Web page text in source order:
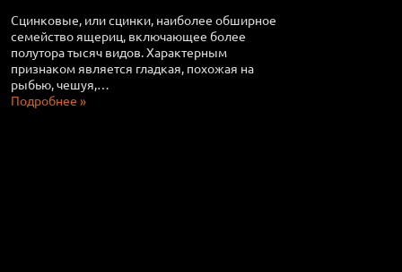
Сцинковые, или сцинки, наиболее обширное
семейство ящериц, включающее более
полутора тысяч видов. Характерным
признаком является гладкая, похожая на
рыбью, чешуя,…
Подробнее »